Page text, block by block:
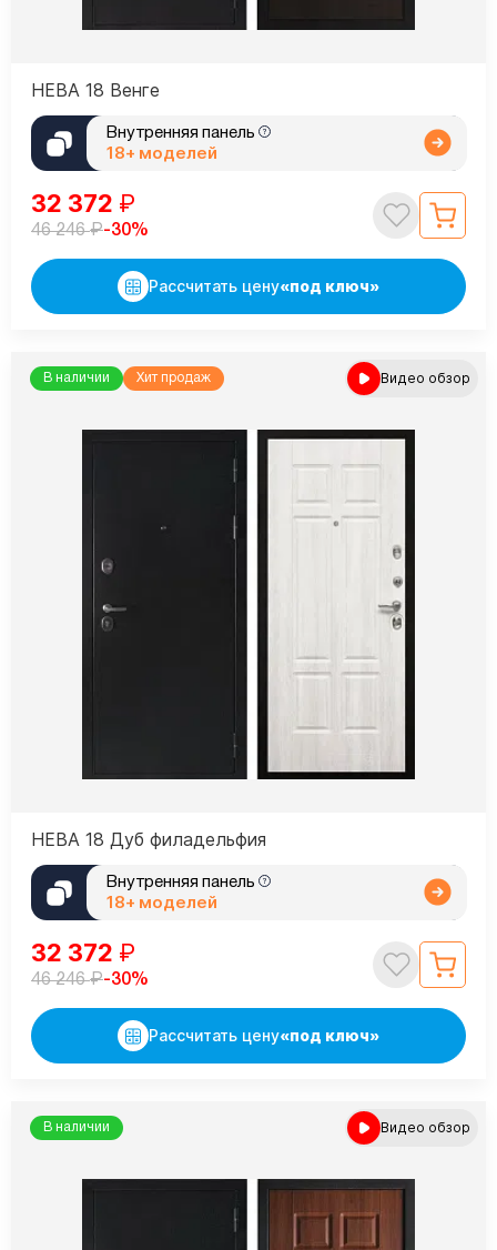
НЕВА 18 Венге
Внутренняя панель
18+ моделей
32 372 ₽
46 246₽-30%
Рассчитать цену«под ключ»
В наличии Хит продаж Видео обзор
НЕВА 18 Дуб филадельфия
Внутренняя панель
18+ моделей
32 372 ₽
46 246₽-30%
Рассчитать цену«под ключ»
В наличии Видео обзор